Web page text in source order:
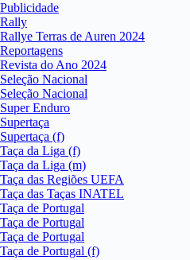
Publicidade
Rally
Rallye Terras de Auren 2024
Reportagens
Revista do Ano 2024
Seleção Nacional
Seleção Nacional
Super Enduro
Supertaça
Supertaça (f)
Taça da Liga (f)
Taça da Liga (m)
Taça das Regiões UEFA
Taça das Taças INATEL
Taça de Portugal
Taça de Portugal
Taça de Portugal
Taça de Portugal (f)